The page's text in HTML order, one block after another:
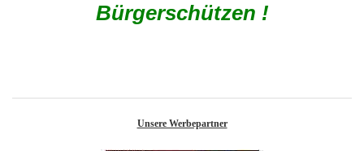
Bürgerschützen !
Unsere Werbepartner